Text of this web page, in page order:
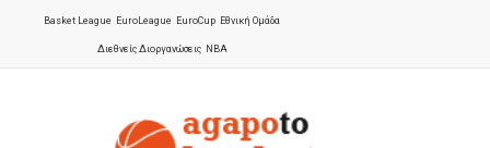
Basket League EuroLeague EuroCup Εθνική Ομάδα
Διεθνείς Διοργανώσεις NBA